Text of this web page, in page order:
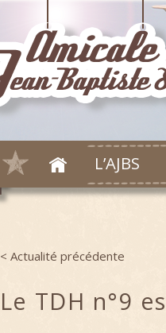
L’AJBS
Post navigation
< Actualité précédente
Le TDH n°9